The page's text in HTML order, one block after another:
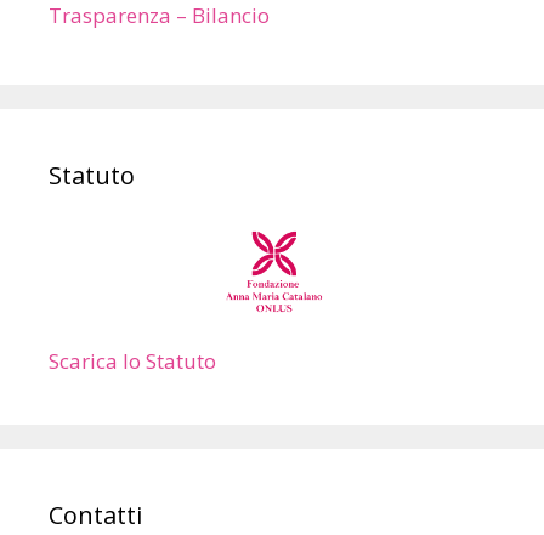
Trasparenza – Bilancio
Statuto
Scarica lo Statuto
Contatti